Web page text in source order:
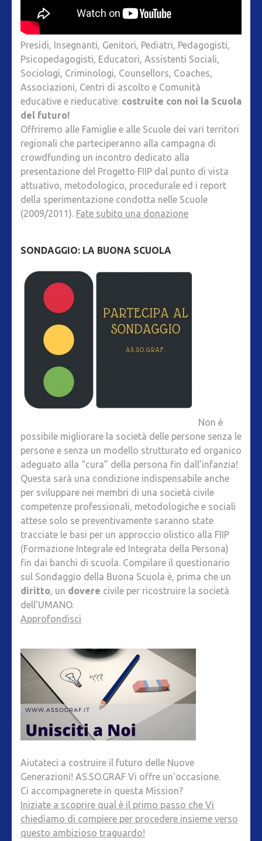
Presidi, Insegnanti, Genitori, Pediatri, Pedagogisti,
Psicopedagogisti, Educatori, Assistenti Sociali,
Sociologi, Criminologi, Counsellors, Coaches,
Associazioni, Centri di ascolto e Comunità
educative e rieducative: costruite con noi la Scuola
del futuro!
Offriremo alle Famiglie e alle Scuole dei vari territori
regionali che parteciperanno alla campagna di
crowdfunding un incontro dedicato alla
presentazione del Progetto FIIP dal punto di vista
attuativo, metodologico, procedurale ed i report
della sperimentazione condotta nelle Scuole
(2009/2011). Fate subito una donazione
SONDAGGIO: LA BUONA SCUOLA
Non è
possibile migliorare la società delle persone senza le
persone e senza un modello strutturato ed organico
adeguato alla “cura” della persona fin dall’infanzia!
Questa sarà una condizione indispensabile anche
per sviluppare nei membri di una società civile
competenze professionali, metodologiche e sociali
attese solo se preventivamente saranno state
tracciate le basi per un approccio olistico alla FIIP
(Formazione Integrale ed Integrata della Persona)
fin dai banchi di scuola. Compilare il questionario
sul Sondaggio della Buona Scuola è, prima che un
diritto, un dovere civile per ricostruire la società
dell’UMANO.
Approfondisci
Aiutateci a costruire il futuro delle Nuove
Generazioni! AS.SO.GRAF Vi offre un'occasione.
Ci accompagnerete in questa Mission?
Iniziate a scoprire qual è il primo passo che Vi
chiediamo di compiere per procedere insieme verso
questo ambizioso traguardo!